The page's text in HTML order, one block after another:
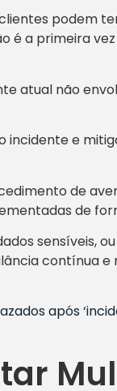
podem
é a primeira
atual não
incidente e
de
de
sensíveis,
contínua e
após